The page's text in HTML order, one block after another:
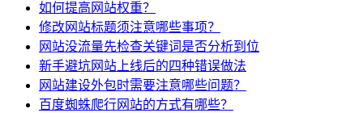
如何提高网站权重？
修改网站标题须注意哪些事项？
网站没流量先检查关键词是否分析到位
新手避坑网站上线后的四种错误做法
网站建设外包时需要注意哪些问题？
百度蜘蛛爬行网站的方式有哪些？